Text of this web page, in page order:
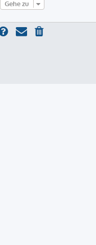
Gehe zu